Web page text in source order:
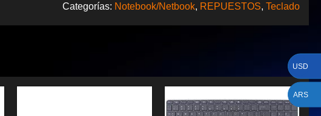
Categorías: Notebook/Netbook, REPUESTOS, Teclado
USD
ARS